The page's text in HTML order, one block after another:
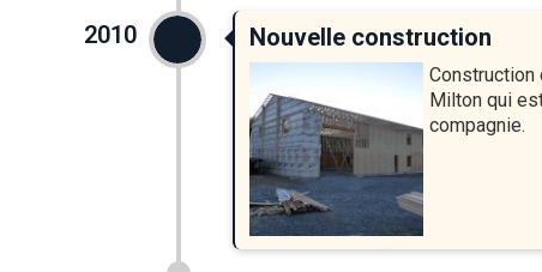
2010 Nouvelle construction
Construction
Milton qui
compagnie.